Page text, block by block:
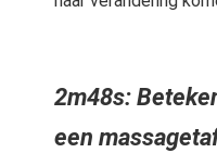
2m48s:
een